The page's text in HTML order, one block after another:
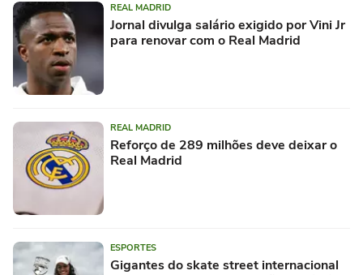
REAL MADRID
Jornal divulga salário exigido por Vini Jr
para renovar com o Real Madrid
REAL MADRID
Reforço de 289 milhões deve deixar o
Real Madrid
ESPORTES
Gigantes do skate street internacional